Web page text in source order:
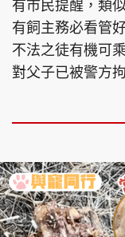
有市民提醒，類
有飼主務必看管
不法之徒有機可
對父子已被警方